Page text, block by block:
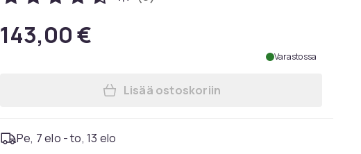
143,00 €
Varastossa
Lisää Vasagle-ruokapöytäsetti,
Lisää ostoskoriin
Pe, 7 elo - to, 13 elo